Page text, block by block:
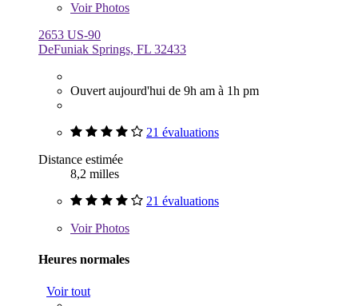
VoirPhotos
2653 US-90
DeFuniak Springs, FL 32433
Ouvert aujourd'hui de 9h am à 1h pm
21 évaluations
Distance estimée
8,2 milles
21 évaluations
VoirPhotos
Heures normales
Voir tout